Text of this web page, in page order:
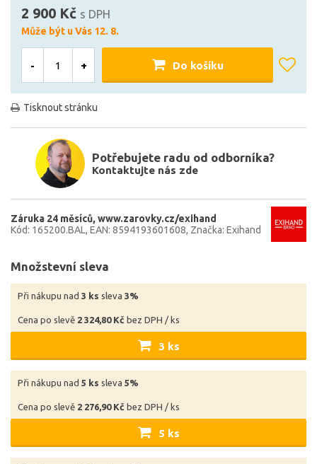
2 900 Kč s DPH
Může být u Vás 12. 8.
- + Do košíku
Tisknout stránku
Potřebujete radu od odborníka?
Kontaktujte nás zde
Záruka 24 měsíců www.zarovky.cz/exihand
Kód: 165200.BAL EAN: 8594193601608 Značka: Exihand
Množstevní sleva
Při nákupu nad 3 ks sleva 3%
Cena po slevě 2 324,80 Kč bez DPH / ks
3 ks
Při nákupu nad 5 ks sleva 5%
Cena po slevě 2 276,90 Kč bez DPH / ks
5 ks